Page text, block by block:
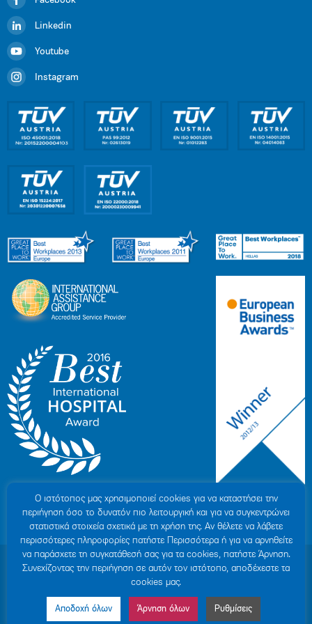
Linkedin
Youtube
Instagram
© 2007-2026 ΥΓΕΙΑ Μ.Α.Ε |
ΓΕΜΗ: 000279901000
Όροι Χρήσης
| Πολιτική Προστασίας Προσωπικών Δεδομένων
Δήλωση Απορρήτου
Ο ιστότοπoς μας χρησιμοποιεί cookies για να καταστήσει την
περιήγηση όσο το δυνατόν πιο λειτουργική και για να συγκεντρώνει
στατιστικά στοιχεία σχετικά με τη χρήση της. Αν θέλετε να λάβετε
περισσότερες πληροφορίες πατήστε Περισσότερα ή για να αρνηθείτε
να παράσχετε τη συγκατάθεσή σας για τα cookies, πατήστε Άρνηση.
Συνεχίζοντας την περιήγηση σε αυτόν τον ιστότοπο, αποδέχεστε τα
cookies μας.
Αποδοχή όλων Άρνηση όλων Ρυθμίσεις